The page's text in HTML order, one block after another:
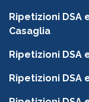
Ripetizioni DSA
Casaglia
Ripetizioni DSA
Ripetizioni DSA